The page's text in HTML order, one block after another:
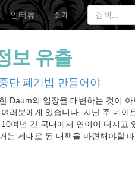
인터뷰 소개
보 유출
단 폐기법 만들어야
Daum의 입장을 대변하는 것이
러분에게 있습니다. 지난 주 네
여년 간 국내에서 연이어 터지고
는 제대로 된 대책을 마련해야할 때